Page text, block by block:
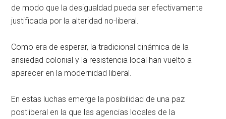
de modo que la desigualdad pueda ser efectivamente
justificada por la alteridad no-liberal.
Como era de esperar, la tradicional dinámica de la
ansiedad colonial y la resistencia local han vuelto a
aparecer en la modernidad liberal.
En estas luchas emerge la posibilidad de una paz
postliberal en la que las agencias locales de la